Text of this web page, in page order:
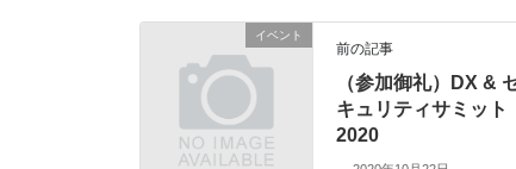
イベント
前の記事
（参加御礼）DX &
キュリティサミット
2020